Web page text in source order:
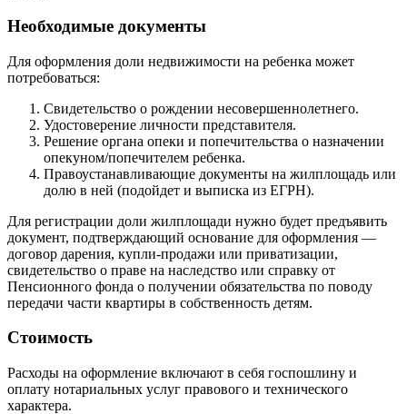
Необходимые документы
Для оформления доли недвижимости на ребенка может
потребоваться:
Свидетельство о рождении несовершеннолетнего.
Удостоверение личности представителя.
Решение органа опеки и попечительства о назначении
опекуном/попечителем ребенка.
Правоустанавливающие документы на жилплощадь или
долю в ней (подойдет и выписка из ЕГРН).
Для регистрации доли жилплощади нужно будет предъявить
документ, подтверждающий основание для оформления —
договор дарения, купли-продажи или приватизации,
свидетельство о праве на наследство или справку от
Пенсионного фонда о получении обязательства по поводу
передачи части квартиры в собственность детям.
Стоимость
Расходы на оформление включают в себя госпошлину и
оплату нотариальных услуг правового и технического
характера.